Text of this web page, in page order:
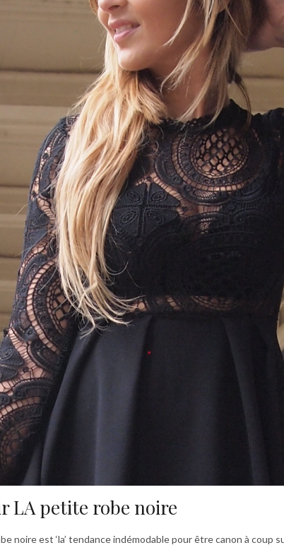
LA petite robe noire
noire est ‘la’ tendance indémodable pour être canon à coup